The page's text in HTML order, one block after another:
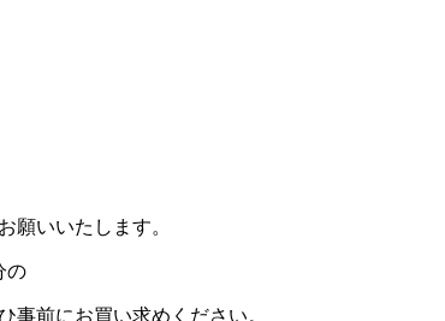
願いいたします。
の
事前にお買い求めください。